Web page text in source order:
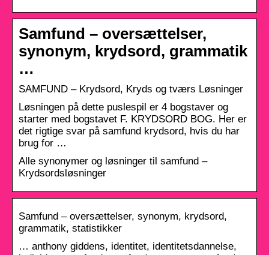
Samfund – oversættelser,
synonym, krydsord, grammatik
…
SAMFUND – Krydsord, Kryds og tværs Løsninger
Løsningen på dette puslespil er 4 bogstaver og
starter med bogstavet F. KRYDSORD BOG. Her er
det rigtige svar på samfund krydsord, hvis du har
brug for …
Alle synonymer og løsninger til samfund –
Krydsordsløsninger
Samfund – oversættelser, synonym, krydsord,
grammatik, statistikker
… anthony giddens, identitet, identitetsdannelse,